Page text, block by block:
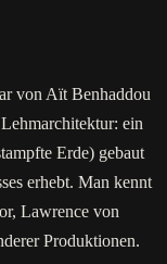
von Aït Benhaddou
ein
Erde) gebaut
erhebt. Man kennt
Lawrence von
Produktionen.